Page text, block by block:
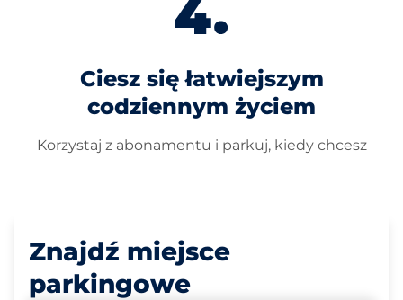
Ciesz się łatwiejszym
codziennym życiem
Korzystaj z abonamentu i parkuj, kiedy chcesz
Znajdź miejsce
parkingowe